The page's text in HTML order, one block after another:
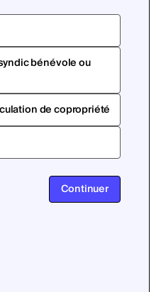
bénévole ou
de copropriété
Continuer